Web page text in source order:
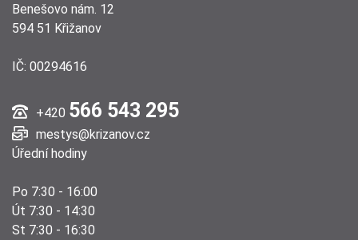
Benešovo nám. 12
594 51 Křižanov
IČ: 00294616
+420 566 543 295
mestys@krizanov.cz
Úřední hodiny
Po 7:30 - 16:00
Út 7:30 - 14:30
St 7:30 - 16:30